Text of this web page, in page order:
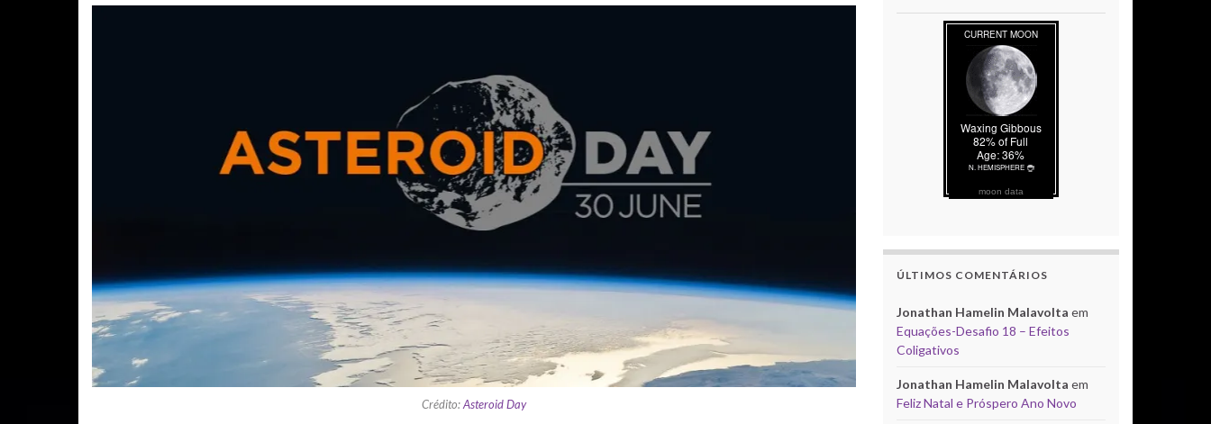
Crédito:Asteroid Day
moon data
ÚLTIMOS COMENTÁRIOS
Jonathan Hamelin Malavolta em
Equações-Desafio 18 – Efeitos
Coligativos
Jonathan Hamelin Malavolta em
Feliz Natal e Próspero Ano Novo